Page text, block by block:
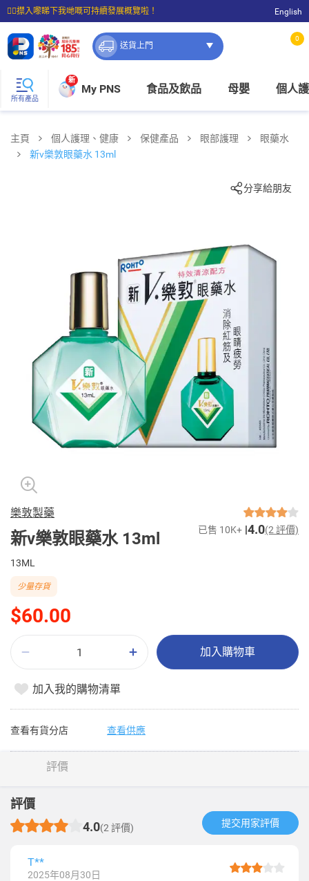
☝🏼㩒入嚟睇下我哋嘅可持續發展概覽啦！
⭐購物滿$399即享免費送貨；滿$100即可免費店取。
English
送貨上門
0
所有產品
新
My PNS 食品及飲品 母嬰 個人
主頁 個人護理、健康 保健產品 眼部護理
眼藥水
新v樂敦眼藥水 13ml
分享給朋友
樂敦製藥
新v樂敦眼藥水 13ml 已售 10K+ 4.0(2 評價)
13ML
$60.00
少量存貨
加入購物車
加入我的購物清單
查看有貨分店 查看供應
評價
評價
4.0(2 評價) 提交用家評價​
T**
2025年08月30日